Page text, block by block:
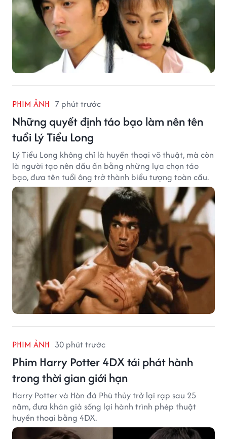
PHIM ẢNH 7 phút trước
Những quyết định táo bạo làm nên tên
tuổi Lý Tiểu Long
Lý Tiểu Long không chỉ là huyền thoại võ thuật, mà còn
là người tạo nên dấu ấn bằng những lựa chọn táo
bạo, đưa tên tuổi ông trở thành biểu tượng toàn cầu.
PHIM ẢNH 30 phút trước
Phim Harry Potter 4DX tái phát hành
trong thời gian giới hạn
Harry Potter và Hòn đá Phù thủy trở lại rạp sau 25
năm, đưa khán giả sống lại hành trình phép thuật
huyền thoại bằng 4DX.